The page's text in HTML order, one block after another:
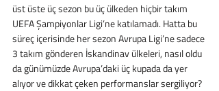
üst üste üç sezon bu üç ülkeden hiçbir takım
UEFA Şampiyonlar Ligi’ne katılamadı. Hatta bu
süreç içerisinde her sezon Avrupa Ligi’ne sadece
3 takım gönderen İskandinav ülkeleri, nasıl oldu
da günümüzde Avrupa’daki üç kupada da yer
alıyor ve dikkat çeken performanslar sergiliyor?